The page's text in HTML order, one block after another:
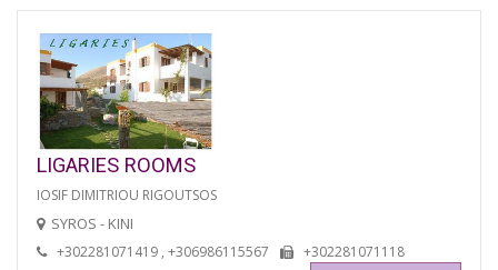
LIGARIES ROOMS
IOSIF DIMITRIOU RIGOUTSOS
SYROS - KINI
+302281071419 , +306986115567 +302281071118